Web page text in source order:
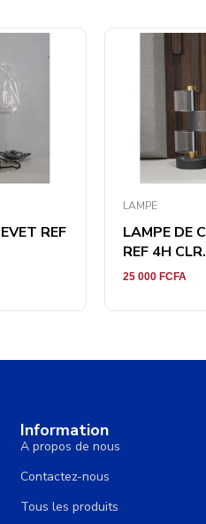
REF
LAMPE
LAMPE DE
REF 4H
25 000 FCFA
Information
A propos de nous
Contactez-nous
Tous les produits